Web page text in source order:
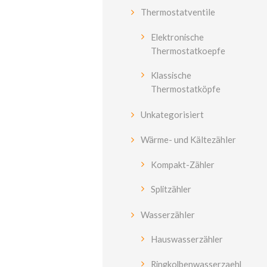
Thermostatventile
Elektronische
Thermostatkoepfe
Klassische
Thermostatköpfe
Unkategorisiert
Wärme- und Kältezähler
Kompakt-Zähler
Splitzähler
Wasserzähler
Hauswasserzähler
Ringkolbenwasserzaehl